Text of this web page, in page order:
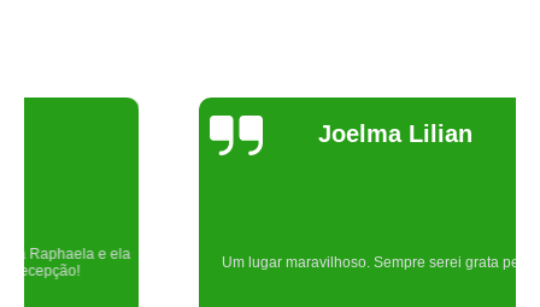
Joelma Lilian
Um lugar maravilhoso. Sempre serei grata pelo que fizeram por nós!